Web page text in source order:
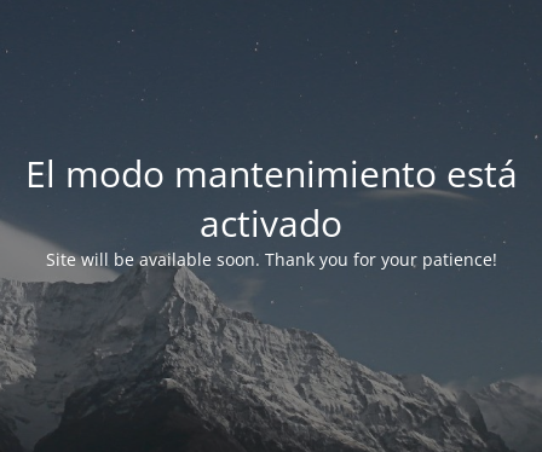
El modo mantenimiento está
activado
Site will be available soon. Thank you for your patience!